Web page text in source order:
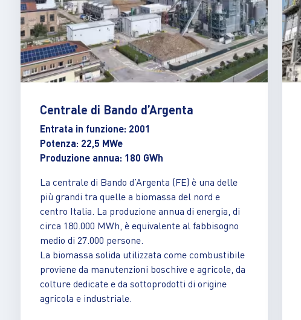
Centrale di Bando d’Argenta
Entrata in funzione: 2001
Potenza: 22,5 MWe
Produzione annua: 180 GWh
La centrale di Bando d’Argenta (FE) è una delle
più grandi tra quelle a biomassa del nord e
centro Italia. La produzione annua di energia, di
circa 180.000 MWh, è equivalente al fabbisogno
medio di 27.000 persone.
La biomassa solida utilizzata come combustibile
proviene da manutenzioni boschive e agricole, da
colture dedicate e da sottoprodotti di origine
agricola e industriale.